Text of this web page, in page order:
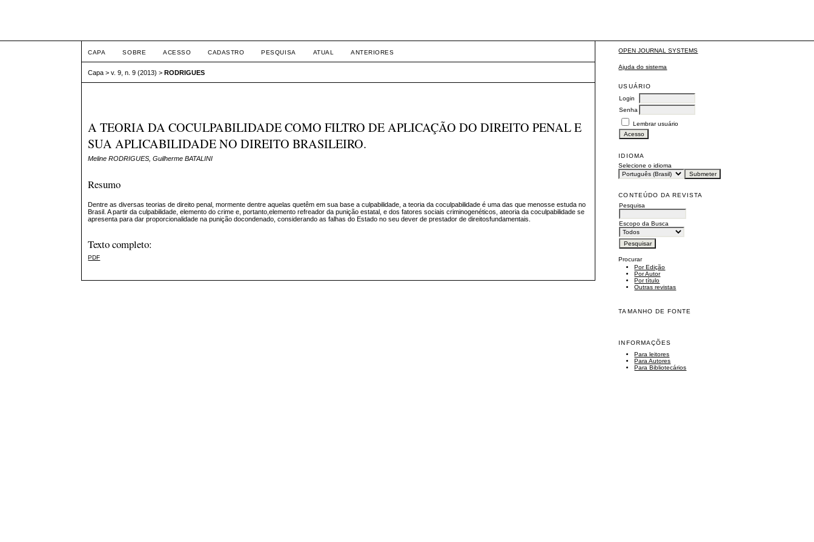
OPEN JOURNAL SYSTEMS
Ajuda do sistema
USUÁRIO
Login
Senha
Lembrar usuário
IDIOMA
Selecione o idioma
CONTEÚDO DA REVISTA
Pesquisa
Escopo da Busca
Procurar
Por Edição
Por Autor
Por título
Outras revistas
TAMANHO DE FONTE
INFORMAÇÕES
Para leitores
Para Autores
Para Bibliotecários
CAPA SOBRE ACESSO CADASTRO PESQUISA ATUAL ANTERIORES
Capa >v. 9, n. 9 (2013) >RODRIGUES
A TEORIA DA COCULPABILIDADE COMO FILTRO DE APLICAÇÃO DO DIREITO PENAL E
SUA APLICABILIDADE NO DIREITO BRASILEIRO.
Meline RODRIGUES, Guilherme BATALINI
Resumo
Dentre as diversas teorias de direito penal, mormente dentre aquelas quetêm em sua base a culpabilidade, a teoria da coculpabilidade é uma das que menosse estuda no
Brasil. A partir da culpabilidade, elemento do crime e, portanto,elemento refreador da punição estatal, e dos fatores sociais criminogenéticos, ateoria da coculpabilidade se
apresenta para dar proporcionalidade na punição docondenado, considerando as falhas do Estado no seu dever de prestador de direitosfundamentais.
Texto completo:
PDF